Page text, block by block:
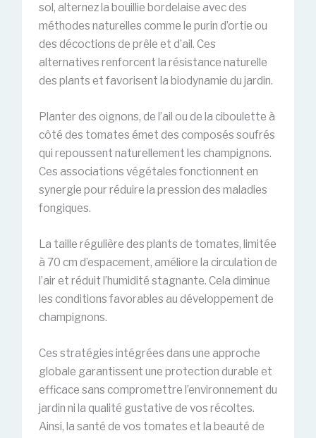
sol, alternez la bouillie bordelaise avec des
méthodes naturelles comme le purin d’ortie ou
des décoctions de prêle et d’ail. Ces
alternatives renforcent la résistance naturelle
des plants et favorisent la biodynamie du jardin.
Planter des oignons, de l’ail ou de la ciboulette à
côté des tomates émet des composés soufrés
qui repoussent naturellement les champignons.
Ces associations végétales fonctionnent en
synergie pour réduire la pression des maladies
fongiques.
La taille régulière des plants de tomates, limitée
à 70 cm d’espacement, améliore la circulation de
l’air et réduit l’humidité stagnante. Cela diminue
les conditions favorables au développement de
champignons.
Ces stratégies intégrées dans une approche
globale garantissent une protection durable et
efficace sans compromettre l’environnement du
jardin ni la qualité gustative de vos récoltes.
Ainsi, la santé de vos tomates et la beauté de